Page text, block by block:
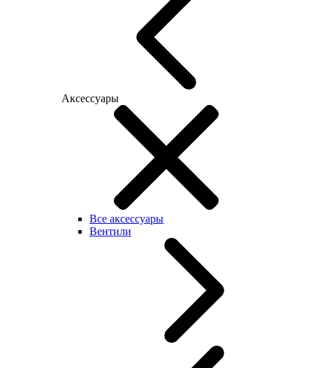
Аксессуары
Все аксессуары
Вентили